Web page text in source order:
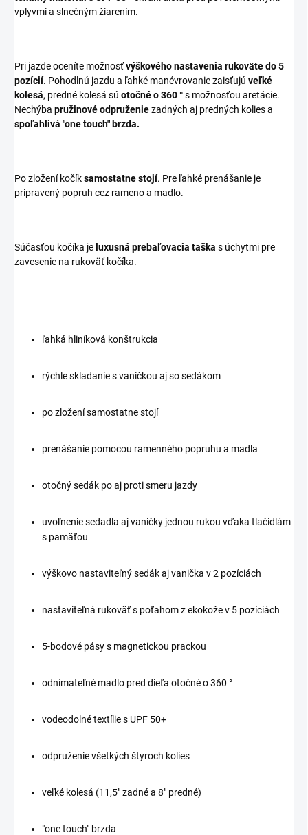
vplyvmi a slnečným žiarením.
Pri jazde oceníte možnosťvýškového nastavenia rukoväte do 5
pozícií. Pohodlnú jazdu a ľahké manévrovanie zaisťujú veľké
kolesá, predné kolesá sú otočné o 360 °s možnosťou aretácie.
Nechýba pružinové odpruženiezadných aj predných kolies a
spoľahlivá "one touch" brzda.
Po zložení kočíksamostatne stojí. Pre ľahké prenášanie je
pripravený popruh cez rameno a madlo.
Súčasťou kočíka je luxusná prebaľovacia taška s úchytmi pre
zavesenie na rukoväť kočíka.
ľahká hliníková konštrukcia
rýchle skladanie s vaničkou aj so sedákom
po zložení samostatne stojí
prenášanie pomocou ramenného popruhu a madla
otočný sedák po aj proti smeru jazdy
uvoľnenie sedadla aj vaničky jednou rukou vďaka tlačidlám
s pamäťou
výškovo nastaviteľný sedák aj vanička v 2 pozíciách
nastaviteľná rukoväť s poťahom z ekokože v 5 pozíciách
5-bodové pásy s magnetickou prackou
odnímateľné madlo pred dieťa otočné o 360 °
vodeodolné textílie s UPF 50+
odpruženie všetkých štyroch kolies
veľké kolesá (11,5" zadné a 8" predné)
"one touch" brzda